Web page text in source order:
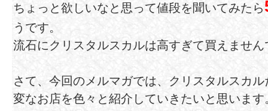
ちょっと欲しいなと思って値段を聞いてみたら
うです。
流石にクリスタルスカルは高すぎて買えません
さて、今回のメルマガでは、クリスタルスカ
変なお店を色々と紹介していきたいと思います